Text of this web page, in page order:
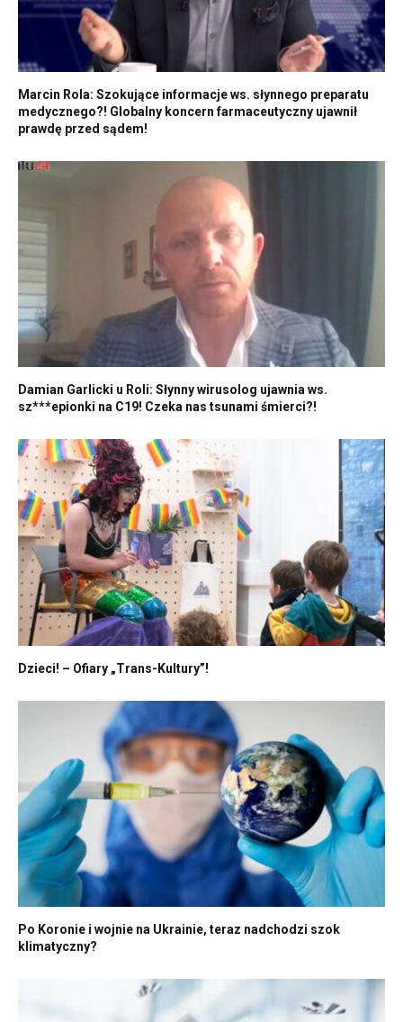
Marcin Rola: Szokujące informacje ws. słynnego preparatu
medycznego?! Globalny koncern farmaceutyczny ujawnił
prawdę przed sądem!
Damian Garlicki u Roli: Słynny wirusolog ujawnia ws.
sz***epionki na C19! Czeka nas tsunami śmierci?!
Dzieci! – Ofiary „Trans-Kultury”!
Po Koronie i wojnie na Ukrainie, teraz nadchodzi szok
klimatyczny?